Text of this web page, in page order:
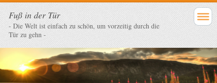
Fuß in der Tür
- Die Welt ist einfach zu schön, um vorzeitig durch die
Tür zu gehn -